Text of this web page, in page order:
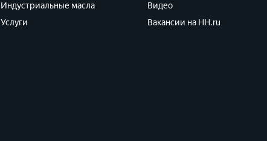
Индустриальные масла
Услуги
Видео
Вакансии на HH.ru